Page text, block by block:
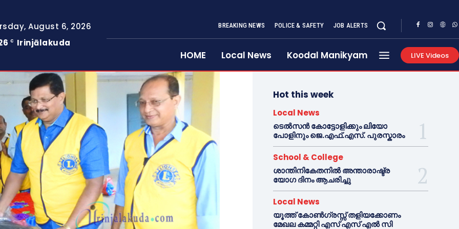
August 6, 2026
C Irinjālakuda
BREAKING NEWS POLICE & SAFETY JOB ALERTS
HOME Local News Koodal Manikyam LIVE Videos
Hot this week
Local News
ടെൽസൻ കോട്ടോളിക്കും ലിയോ
പോളിനും ജെ.എഫ്.എസ്. പുരസ്കാരം
School & College
ശാന്തിനികേതനിൽ അന്താരാഷ്ട്ര
യോഗ ദിനം ആചരിച്ചു
Local News
യൂത്ത് കോൺഗ്രസ്സ് തളിയക്കോണം
മേഖല കമ്മറ്റി എസ് എസ് എൽ സി